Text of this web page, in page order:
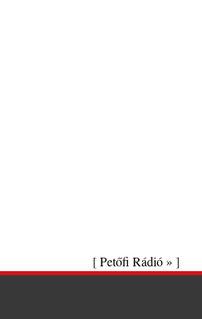
[Petőfi Rádió » ]